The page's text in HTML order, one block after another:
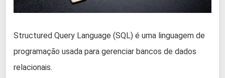
Structured Query Language (SQL) é uma linguagem de
programação usada para gerenciar bancos de dados
relacionais.